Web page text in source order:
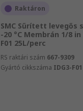
Raktáron
SMC Sűrített levegős
-20 °C Membrán 1/8 in
F01 25L/perc
RS raktári szám 667-9309
Gyártó cikkszáma IDG3-F01